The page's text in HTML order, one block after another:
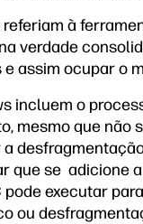
à
verdade
assim ocupar o
incluem o
mesmo que
que se adicione
executar
ou